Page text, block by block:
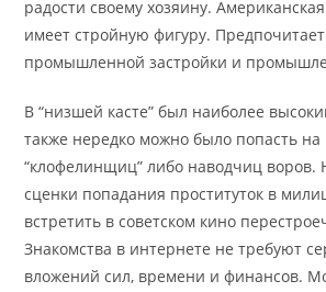
радости своему хозяину.
имеет стройную фигуру.
промышленной застройки и
В “низшей касте” был наиболее
также нередко можно было попасть
“клофелинщиц” либо наводчиц воров.
сценки попадания проституток в
встретить в советском кино
Знакомства в интернете не требуют
вложений сил, времени и финансов.